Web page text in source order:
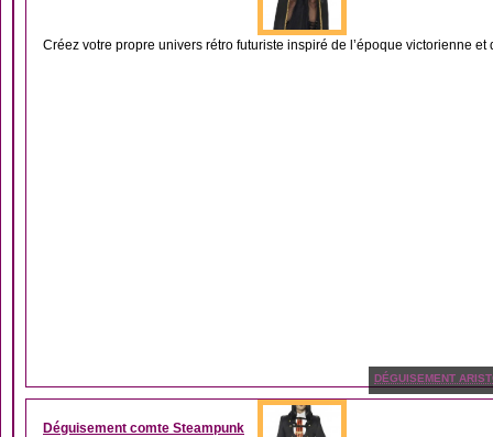
Créez votre propre univers rétro futuriste inspiré de l’époque victorienne
DÉGUISEMENT
Déguisement comte Steampunk